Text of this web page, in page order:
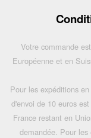
Votre commande
Européenne et en
Pour les expéditions
d'envoi de 10 euros
France restant en
demandée. Pour les